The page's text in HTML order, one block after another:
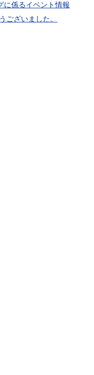
に係るイベント情報
ございました。